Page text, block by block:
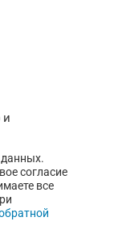
и
согласие
все